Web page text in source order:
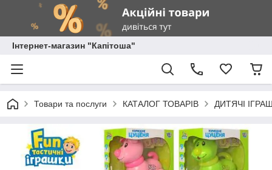
Інтернет-магазин "Капітоша"
Товари та послуги КАТАЛОГ ТОВАРІВ ДИТЯЧІ